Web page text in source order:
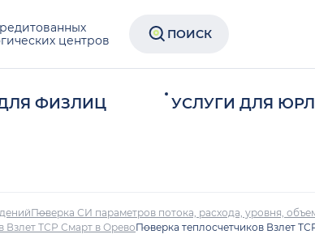
центров
ПОИСК
ФИЗЛИЦ УСЛУГИ ДЛЯ
Поверка СИ параметров потока, расхода, уровня,
Взлет ТСР Смарт в ОревоПоверка теплосчетчиков Взлет